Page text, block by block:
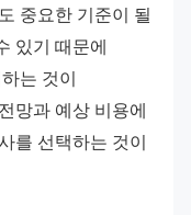
중요한 기준이 될
있기 때문에
는 것이
망과 예상 비용에
를 선택하는 것이